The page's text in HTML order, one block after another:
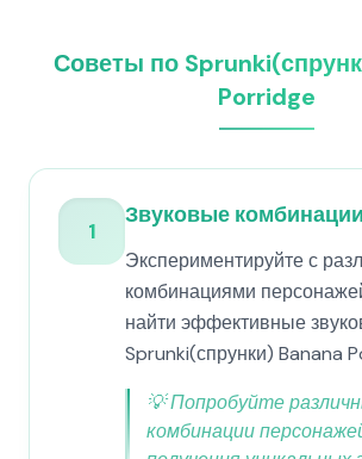
Советы по
Porridge
1
Звуковые комбинации
Экспериментируйте с
комбинациями
найти эффективные
Sprunki(спрунки) Banana
💡Попробуйте
комбинации